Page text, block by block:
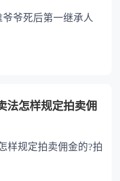
爷死后第一继承人
法怎样规定拍卖佣
样规定拍卖佣金的?拍